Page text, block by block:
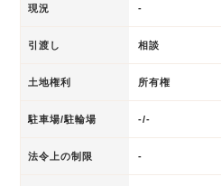
現況 -
引渡し 相談
土地権利 所有権
駐車場/駐輪場 -/-
法令上の制限 -